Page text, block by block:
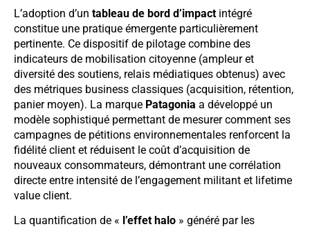
L’adoption d’un tableau de bord d’impact intégré
constitue une pratique émergente particulièrement
pertinente. Ce dispositif de pilotage combine des
indicateurs de mobilisation citoyenne (ampleur et
diversité des soutiens, relais médiatiques obtenus) avec
des métriques business classiques (acquisition, rétention,
panier moyen). La marque Patagonia a développé un
modèle sophistiqué permettant de mesurer comment ses
campagnes de pétitions environnementales renforcent la
fidélité client et réduisent le coût d’acquisition de
nouveaux consommateurs, démontrant une corrélation
directe entre intensité de l’engagement militant et lifetime
value client.
La quantification de « l’effet halo » généré par les